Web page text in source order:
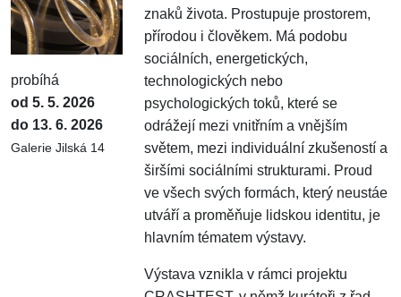
probíhá
od 5. 5. 2026
do 13. 6. 2026
Galerie Jilská 14
znaků života. Prostupuje prostorem,
přírodou i člověkem. Má podobu
sociálních, energetických,
technologických nebo
psychologických toků, které se
odrážejí mezi vnitřním a vnějším
světem, mezi individuální zkušeností a
širšími sociálními strukturami. Proud
ve všech svých formách, který neustáe
utváří a proměňuje lidskou identitu, je
hlavním tématem výstavy.
Výstava vznikla v rámci projektu